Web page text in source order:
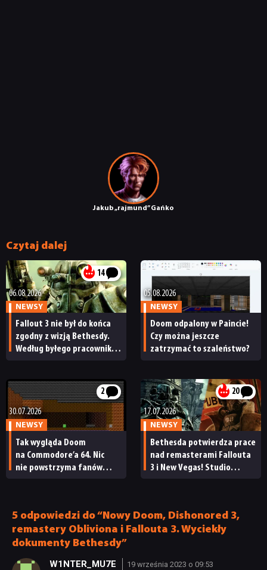
TECHNOLOGIE
DYSKUSJE
SKLEP
Jakub „rajmund” Gańko
Czytaj dalej
14
06.08.2026
NEWSY
Fallout 3 nie był do końca
zgodny z wizją Bethesdy.
Według byłego pracownika
05.08.2026
NEWSY
Doom odpalony w Paincie!
Czy można jeszcze
zatrzymać to szaleństwo?
2
30.07.2026
NEWSY
Tak wygląda Doom
na Commodore’a 64. Nic
nie powstrzyma fanów
20
17.07.2026
NEWSY
Bethesda potwierdza prace
nad remasterami Fallouta
3 i New Vegas! Studio
5 odpowiedzi do “Nowy Doom, Dishonored 3,
remastery Obliviona i Fallouta 3. Wyciekły
dokumenty Bethesdy”
W1NTER_MU7E 19 września 2023 o 09:53